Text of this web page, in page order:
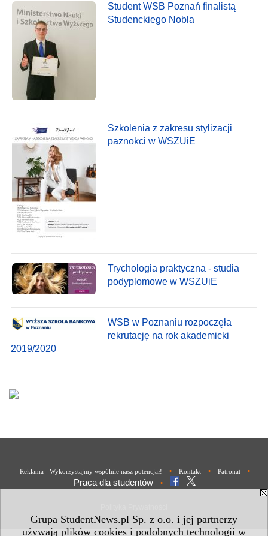
Grupa StudentNews.pl Sp. z o.o. i jej partnerzy
używają plików cookies i podobnych technologii w
Student WSB Poznań finalistą
Studenckiego Nobla
Szkolenia z zakresu stylizacji
paznokci w WSZUiE
Trychologia praktyczna - studia
podyplomowe w WSZUiE
WSB w Poznaniu rozpoczęła
rekrutację na rok akademicki
2019/2020
Reklama - Wykorzystajmy wspólnie nasz potencjał! • Kontakt • Patronat •
Praca dla studentów •